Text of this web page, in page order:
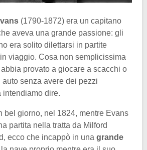
(1790-1872) era un capitano
aveva una grande passione: gli
era solito dilettarsi in partite
viaggio. Cosa non semplicissima
provato a giocare a scacchi o
senza avere dei pezzi
intendiamo dire.
bel giorno, nel 1824, mentre Evans
partita nella tratta da Milford
ecco che incappò in una grande